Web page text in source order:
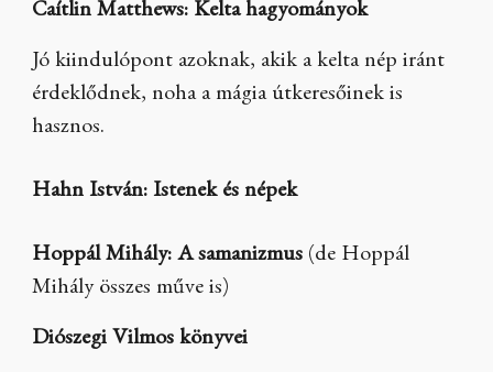
Caítlin Matthews: Kelta hagyományok
Jó kiindulópont azoknak, akik a kelta nép iránt
érdeklődnek, noha a mágia útkeresőinek is
hasznos.
Hahn István: Istenek és népek
Hoppál Mihály: A samanizmus (de Hoppál
Mihály összes műve is)
Diószegi Vilmos könyvei